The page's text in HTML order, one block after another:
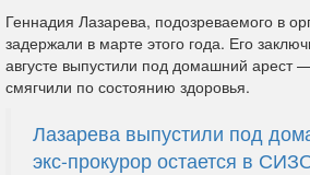
Геннадия Лазарева, подозреваемого в
задержали в марте этого года. Его
августе выпустили под домашний арест
смягчили по состоянию здоровья.
Лазарева выпустили под
экс-прокурор остается в